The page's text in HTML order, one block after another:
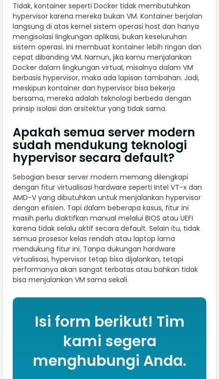
Tidak, kontainer seperti Docker tidak membutuhkan
hypervisor karena mereka bukan VM. Kontainer berjalan
langsung di atas kernel sistem operasi host dan hanya
mengisolasi lingkungan aplikasi, bukan keseluruhan
sistem operasi. Ini membuat kontainer lebih ringan dan
cepat dibanding VM. Namun, jika kamu menjalankan
Docker dalam lingkungan virtual, misalnya dalam VM
berbasis hypervisor, maka ada lapisan tambahan. Jadi,
meskipun kontainer dan hypervisor bisa bekerja
bersama, mereka adalah teknologi berbeda dengan
prinsip isolasi dan arsitektur yang tidak sama.
Apakah semua server modern
sudah mendukung teknologi
hypervisor secara default?
Sebagian besar server modern memang dilengkapi
dengan fitur virtualisasi hardware seperti Intel VT-x dan
AMD-V yang dibutuhkan untuk menjalankan hypervisor
dengan efisien. Tapi dalam beberapa kasus, fitur ini
masih perlu diaktifkan manual melalui BIOS atau UEFI
karena tidak selalu aktif secara default. Selain itu, tidak
semua prosesor kelas rendah atau laptop lama
mendukung fitur ini. Tanpa dukungan hardware
virtualisasi, hypervisor tetap bisa dijalankan, tetapi
performanya akan sangat terbatas atau bahkan tidak
bisa menjalankan VM sama sekali.
Isi form berikut! Tim
kami segera
menghubungi Anda.